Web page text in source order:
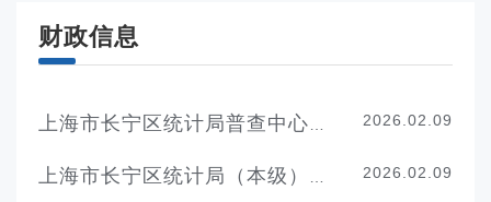
财政信息
2026.02.09
2026.02.09